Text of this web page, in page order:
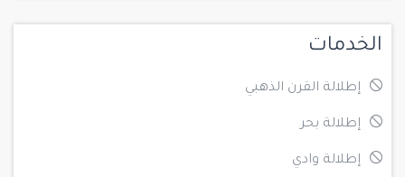
الخدمات
إطلالة القرن الذهبي
إطلالة بحر
إطلالة وادي